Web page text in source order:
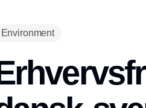
Environment